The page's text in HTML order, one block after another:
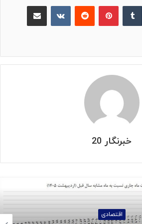
لینکدین پینترست ‫رددیت
خبرنگار 20
اجتماعی